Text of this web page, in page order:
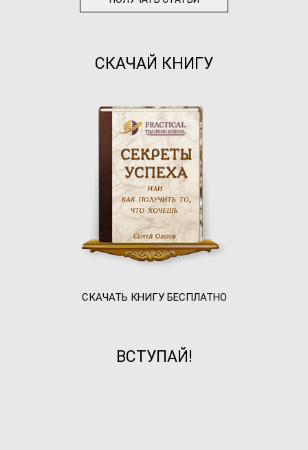
СКАЧАЙ КНИГУ
СКАЧАТЬ КНИГУ БЕСПЛАТНО
ВСТУПАЙ!